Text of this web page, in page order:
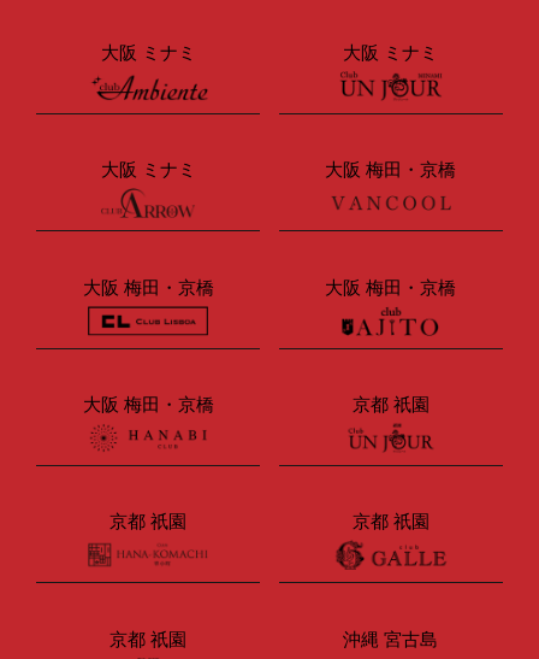
大阪 ミナミ 大阪 ミナミ
大阪 ミナミ 大阪 梅田・京橋
大阪 梅田・京橋 大阪 梅田・京橋
大阪 梅田・京橋 京都 祇園
京都 祇園 京都 祇園
京都 祇園 沖縄 宮古島